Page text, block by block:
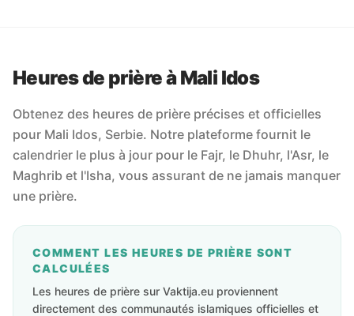
Heures de prière à Mali Idos
Obtenez des heures de prière précises et officielles
pour Mali Idos, Serbie. Notre plateforme fournit le
calendrier le plus à jour pour le Fajr, le Dhuhr, l'Asr, le
Maghrib et l'Isha, vous assurant de ne jamais manquer
une prière.
COMMENT LES HEURES DE PRIÈRE SONT
CALCULÉES
Les heures de prière sur Vaktija.eu proviennent
directement des communautés islamiques officielles et